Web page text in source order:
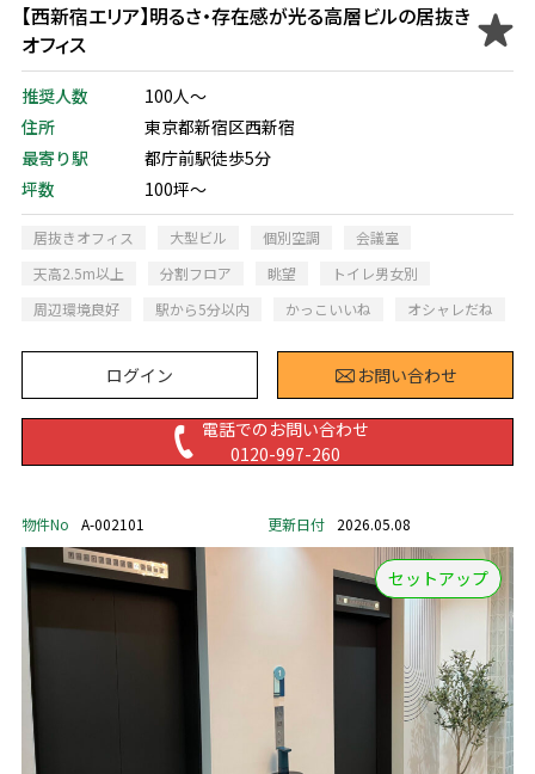
【西新宿エリア】明るさ・存在感が光る高層ビルの居抜き
オフィス
推奨人数
100人～
住所
東京都新宿区西新宿
最寄り駅
都庁前駅徒歩5分
坪数
100坪～
居抜きオフィス 大型ビル 個別空調
会議室
天高2.5m以上
分割フロア 眺望
トイレ男女別
周辺環境良好
駅から5分以内 かっこいいね オシャレだね
ログイン お問い合わせ
電話でのお問い合わせ
0120-997-260
物件No A-002101 更新日付 2026.05.08
セットアップ